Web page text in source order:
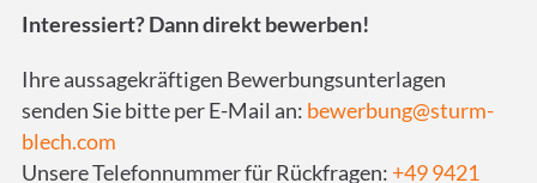
Interessiert? Dann direkt bewerben!
Ihre aussagekräftigen Bewerbungsunterlagen
senden Sie bitte per E-Mail an: bewerbung@sturm-
blech.com
Unsere Telefonnummer für Rückfragen: +49 9421